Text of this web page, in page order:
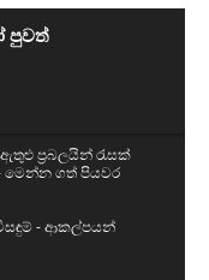
පුවත්
ප්‍රබලයින් රැසක්
මෙන්න ගත් පියවර
- ආකල්පයන්